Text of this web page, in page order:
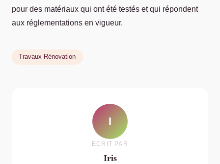
pour des matériaux qui ont été testés et qui répondent
aux réglementations en vigueur.
Travaux Rénovation
I
ECRIT PAR
Iris